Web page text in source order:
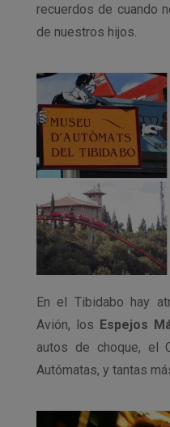
recuerdos de cuando
de nuestros hijos.
En el Tibidabo hay
Avión, los Espejos
autos de choque, el
Autómatas, y tantas